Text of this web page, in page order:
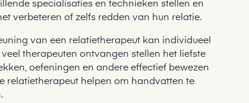
specialisaties en technieken stellen en
verbeteren of zelfs redden van hun relatie.
van een relatietherapeut kan individueel
therapeuten ontvangen stellen het liefste
oefeningen en andere effectief bewezen
relatietherapeut helpen om handvatten te